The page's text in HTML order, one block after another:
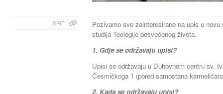
ISPIT
Pozivamo sve zainteresirane na upis u
studija Teologije posvećenog života.
1. Gdje se održavaju upisi?
Upisi se održavaju u Duhovnom centru sv.
Česmičkoga 1 (pored samostana
2. Kada se održavaju upisi?